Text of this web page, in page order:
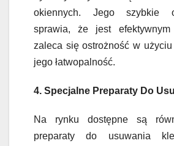
okiennych. Jego szybkie
sprawia, że jest
zaleca się ostrożność w
jego łatwopalność.
4. Specjalne Preparaty Do
Na rynku dostępne są
preparaty do usuwania